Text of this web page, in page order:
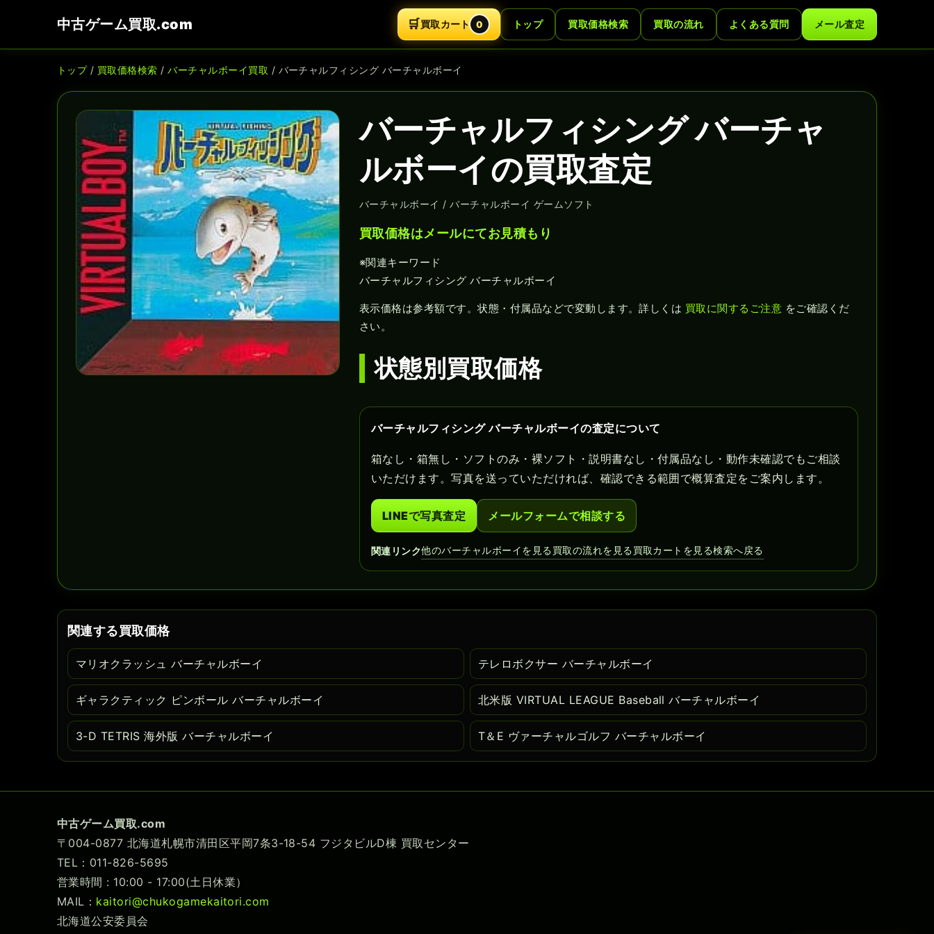
中古ゲーム買取.com 🛒買取カート 0 トップ 買取価格検索 買取の流れ よくある質問 メール査定
トップ/ 買取価格検索 /バーチャルボーイ買取 / バーチャルフィシング バーチャルボーイ
バーチャルフィシング バーチャ
ルボーイの買取査定
バーチャルボーイ / バーチャルボーイ ゲームソフト
買取価格はメールにてお見積もり
※関連キーワード
バーチャルフィシング バーチャルボーイ
表示価格は参考額です。状態・付属品などで変動します。詳しくは 買取に関するご注意 をご確認くだ
さい。
状態別買取価格
バーチャルフィシング バーチャルボーイの査定について
箱なし・箱無し・ソフトのみ・裸ソフト・説明書なし・付属品なし・動作未確認でもご相談
いただけます。写真を送っていただければ、確認できる範囲で概算査定をご案内します。
LINEで写真査定 メールフォームで相談する
関連リンク他のバーチャルボーイを見る買取の流れを見る買取カートを見る検索へ戻る
関連する買取価格
マリオクラッシュ バーチャルボーイ テレロボクサー バーチャルボーイ
ギャラクティック ピンボール バーチャルボーイ 北米版 VIRTUAL LEAGUE Baseball バーチャルボーイ
3-D TETRIS 海外版 バーチャルボーイ T＆E ヴァーチャルゴルフ バーチャルボーイ
中古ゲーム買取.com
〒004-0877 北海道札幌市清田区平岡7条3-18-54 フジタビルD棟 買取センター
TEL：011-826-5695
営業時間 : 10:00 - 17:00(土日休業）
MAIL： kaitori@chukogamekaitori.com
北海道公安委員会